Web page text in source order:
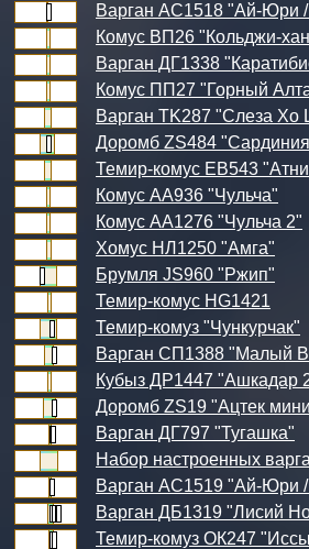
Варган АС1518 "Ай-Юри /
Комус ВП26 "Кольджи-
Варган ДГ1338
Комус ПП27 "Горный
Варган TK287 "Слеза
Доромб ZS484
Темир-комус ЕВ543
Комус АА936 "Чульча"
Комус АА1276 "Чульча 2"
Хомус НЛ1250 "Амга"
Брумля JS960 "Ржип"
Темир-комус HG1421
Темир-комуз "Чункурчак"
Варган СП1388 "Малый
Кубыз ДР1447 "Ашкадар
Доромб ZS19 "Ацтек
Варган ДГ797 "Тугашка"
Набор настроенных
Варган АС1519 "Ай-Юри
Варган ДБ1319 "Лисий
Темир-комуз ОК247